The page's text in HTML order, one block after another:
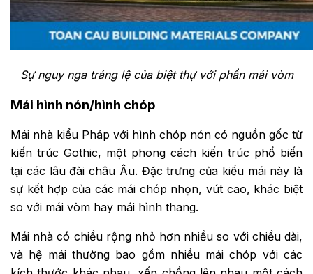
Sự nguy nga tráng lệ của biệt thự với phần mái vòm
Mái hình nón/hình chóp
Mái nhà kiểu Pháp với hình chóp nón có nguồn gốc từ
kiến trúc Gothic, một phong cách kiến trúc phổ biến
tại các lâu đài châu Âu. Đặc trưng của kiểu mái này là
sự kết hợp của các mái chóp nhọn, vút cao, khác biệt
so với mái vòm hay mái hình thang.
Mái nhà có chiều rộng nhỏ hơn nhiều so với chiều dài,
và hệ mái thường bao gồm nhiều mái chóp với các